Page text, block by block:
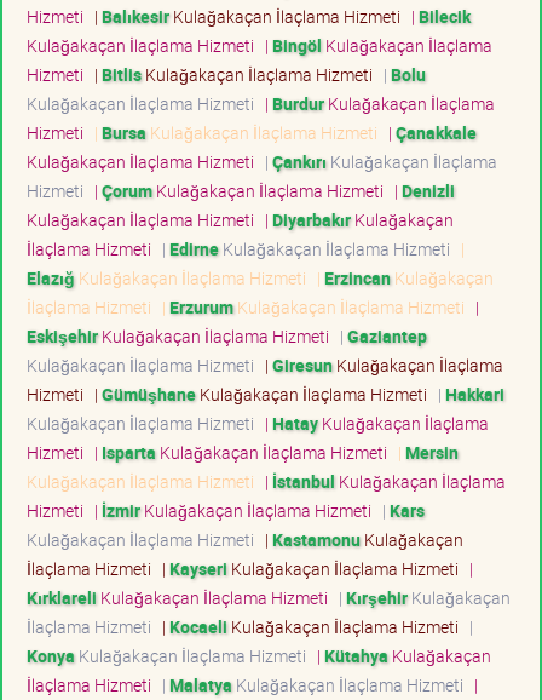
Hizmeti | BalıkesirKulağakaçan İlaçlama Hizmeti | Bilecik
Kulağakaçan İlaçlama Hizmeti | Bingöl Kulağakaçan İlaçlama
Hizmeti | BitlisKulağakaçan İlaçlama Hizmeti | Bolu
Kulağakaçan İlaçlama Hizmeti | BurdurKulağakaçan İlaçlama
Hizmeti | Bursa Kulağakaçan İlaçlama Hizmeti | Çanakkale
Kulağakaçan İlaçlama Hizmeti | Çankırı Kulağakaçan İlaçlama
Hizmeti | ÇorumKulağakaçan İlaçlama Hizmeti | Denizli
Kulağakaçan İlaçlama Hizmeti | DiyarbakırKulağakaçan
İlaçlama Hizmeti | EdirneKulağakaçan İlaçlama Hizmeti |
Elazığ Kulağakaçan İlaçlama Hizmeti | ErzincanKulağakaçan
İlaçlama Hizmeti | ErzurumKulağakaçan İlaçlama Hizmeti |
EskişehirKulağakaçan İlaçlama Hizmeti | Gaziantep
Kulağakaçan İlaçlama Hizmeti | GiresunKulağakaçan İlaçlama
Hizmeti | GümüşhaneKulağakaçan İlaçlama Hizmeti | Hakkari
Kulağakaçan İlaçlama Hizmeti | HatayKulağakaçan İlaçlama
Hizmeti | Isparta Kulağakaçan İlaçlama Hizmeti | Mersin
Kulağakaçan İlaçlama Hizmeti | İstanbul Kulağakaçan İlaçlama
Hizmeti | İzmirKulağakaçan İlaçlama Hizmeti | Kars
Kulağakaçan İlaçlama Hizmeti | KastamonuKulağakaçan
İlaçlama Hizmeti | Kayseri Kulağakaçan İlaçlama Hizmeti |
Kırklareli Kulağakaçan İlaçlama Hizmeti | KırşehirKulağakaçan
İlaçlama Hizmeti | Kocaeli Kulağakaçan İlaçlama Hizmeti |
Konya Kulağakaçan İlaçlama Hizmeti | Kütahya Kulağakaçan
İlaçlama Hizmeti | Malatya Kulağakaçan İlaçlama Hizmeti |